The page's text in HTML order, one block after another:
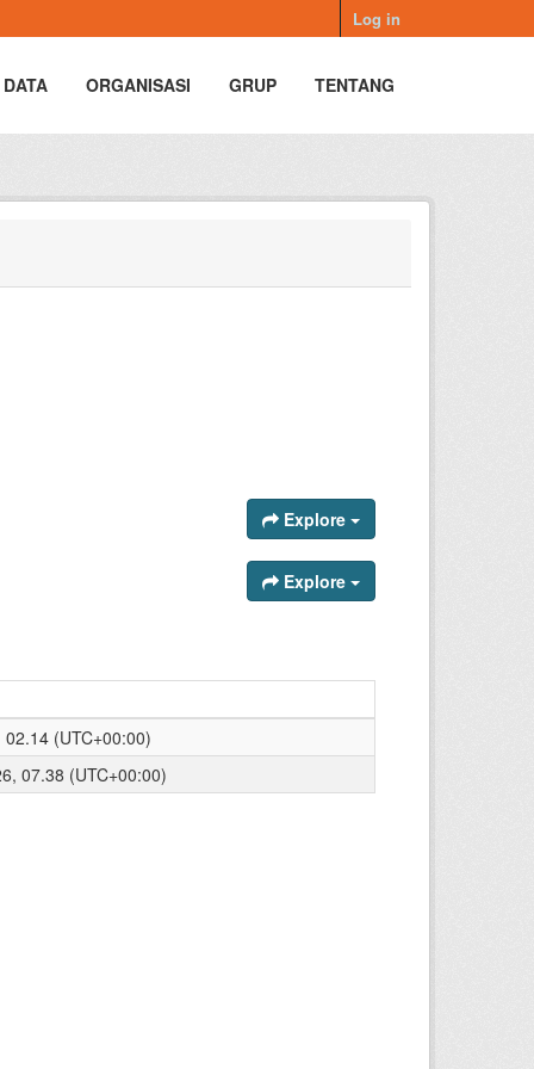
Log in
ORGANISASI GRUP TENTANG
Explore
Explore
(UTC+00:00)
07.38 (UTC+00:00)